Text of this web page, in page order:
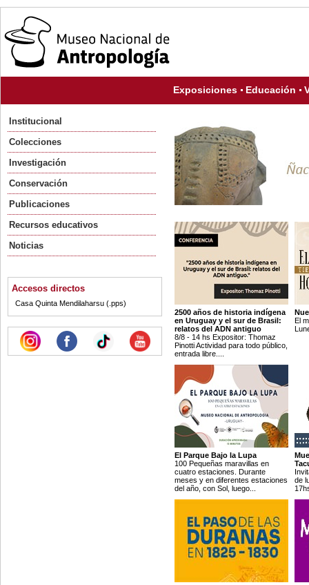
Exposiciones Educación
Institucional
Colecciones
Investigación
Conservación
Publicaciones
Recursos educativos
Noticias
Accesos directos
Casa Quinta Mendilaharsu (.pps)
2500 años de historia indígena
en Uruguay y el sur de Brasil:
relatos del ADN antiguo
8/8 - 14 hs Expositor: Thomaz
Pinotti Actividad para todo público,
entrada libre....
El
El Parque Bajo la Lupa
100 Pequeñas maravillas en
cuatro estaciones. Durante
meses y en diferentes estaciones
del año, con Sol, luego...
de